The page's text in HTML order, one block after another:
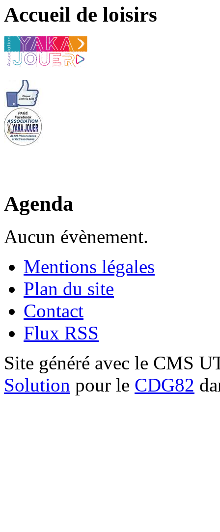
Accueil de loisirs
Agenda
Aucun évènement.
Mentions légales
Plan du site
Contact
Flux RSS
Site généré avec le CMS
Solution pour le CDG82